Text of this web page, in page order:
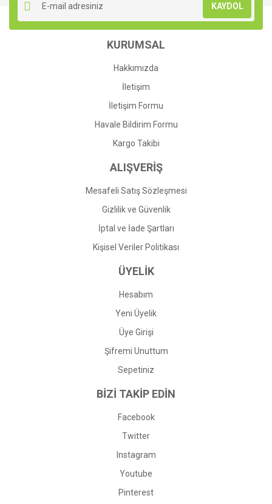
Ürün açıklamasında eksik bilgiler bulunuyor.
Ürün bilgilerinde hatalar bulunuyor.
Ürün fiyatı diğer sitelerden daha pahalı.
Gönder
KAYDOL
KURUMSAL
Hakkımızda
İletişim
İletişim Formu
Havale Bildirim Formu
Kargo Takibi
ALIŞVERİŞ
Mesafeli Satış Sözleşmesi
Gizlilik ve Güvenlik
İptal ve İade Şartları
Kişisel Veriler Politikası
ÜYELİK
Hesabım
Yeni Üyelik
Üye Girişi
Şifremi Unuttum
Sepetiniz
BİZİ TAKİP EDİN
Facebook
Twitter
Instagram
Youtube
Pinterest